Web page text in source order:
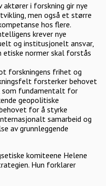
i forskning gir nye
men også et større
hos flere.
krever nye
og institusjonelt ansvar,
etiske normer skal forstås
forskningens frihet og
forsterker behovet
fundamentalt for
geopolitiske
for å styrke
samarbeid og
av grunnleggende
komiteene Helene
Hun forklarer